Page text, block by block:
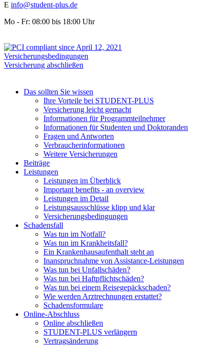
E info@student-plus.de
Mo - Fr: 08:00 bis 18:00 Uhr
Versicherungsbedingungen
Versicherung abschließen
Das sollten Sie wissen
Ihre Vorteile bei STUDENT-PLUS
Versicherung leicht gemacht
Informationen für Programmteilnehmer
Informationen für Studenten und Doktoranden
Fragen und Antworten
Verbraucherinformationen
Weitere Versicherungen
Beiträge
Leistungen
Leistungen im Überblick
Important benefits - an overview
Leistungen im Detail
Leistungsausschlüsse klipp und klar
Versicherungsbedingungen
Schadensfall
Was tun im Notfall?
Was tun im Krankheitsfall?
Ein Krankenhausaufenthalt steht an
Inanspruchnahme von Assistance-Leistungen
Was tun bei Unfallschäden?
Was tun bei Haftpflichtschäden?
Was tun bei einem Reisegepäckschaden?
Wie werden Arztrechnungen erstattet?
Schadensformulare
Online-Abschluss
Online abschließen
STUDENT-PLUS verlängern
Vertragsänderung